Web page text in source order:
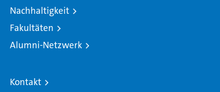
Nachhaltigkeit
Fakultäten
Alumni-Netzwerk
Kontakt